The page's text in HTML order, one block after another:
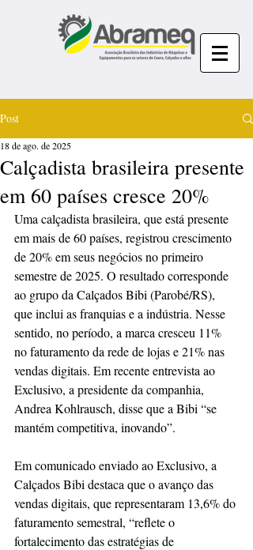
Post
Calçadista brasileira presente
em 60 países cresce 20%
18 de ago. de 2025
Uma calçadista brasileira, que está presente
em mais de 60 países, registrou crescimento
de 20% em seus negócios no primeiro
semestre de 2025. O resultado corresponde
ao grupo da Calçados Bibi (Parobé/RS),
que inclui as franquias e a indústria. Nesse
sentido, no período, a marca cresceu 11%
no faturamento da rede de lojas e 21% nas
vendas digitais. Em recente entrevista ao
Exclusivo, a presidente da companhia,
Andrea Kohlrausch, disse que a Bibi “se
mantém competitiva, inovando”.
Em comunicado enviado ao Exclusivo, a
Calçados Bibi destaca que o avanço das
vendas digitais, que representaram 13,6% do
faturamento semestral, “reflete o
fortalecimento das estratégias de